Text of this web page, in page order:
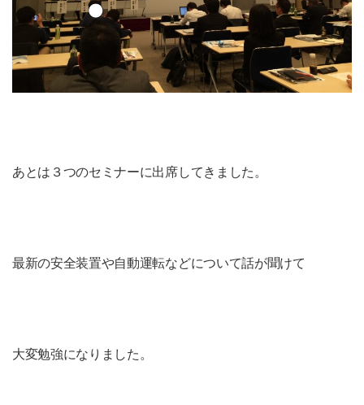
あとは３つのセミナーに出席してきました。
最新の安全装置や自動運転などについて話が聞けて
大変勉強になりました。